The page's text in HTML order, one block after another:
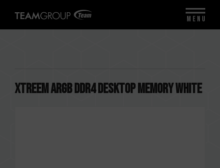
XTREEM ARGB DDR4 DESKTOP MEMORY WHITE
MENU